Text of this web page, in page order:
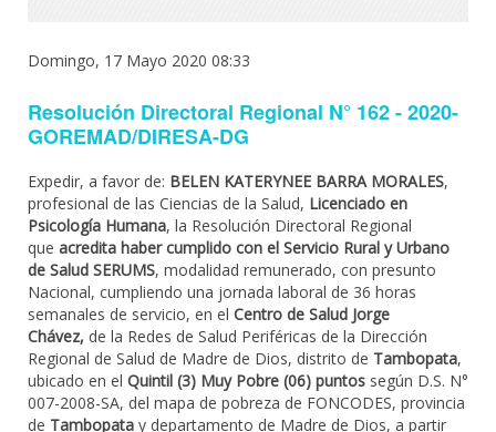
Domingo, 17 Mayo 2020 08:33
Resolución Directoral Regional N° 162 - 2020-
GOREMAD/DIRESA-DG
Expedir, a favor de: BELEN KATERYNEE BARRA MORALES,
profesional de las Ciencias de la Salud, Licenciado en
Psicología Humana, la Resolución Directoral Regional
que acredita haber cumplido con el Servicio Rural y Urbano
de Salud SERUMS, modalidad remunerado, con presunto
Nacional, cumpliendo una jornada laboral de 36 horas
semanales de servicio, en el Centro de Salud Jorge
Chávez, de la Redes de Salud Periféricas de la Dirección
Regional de Salud de Madre de Dios, distrito de Tambopata,
ubicado en el Quintil (3) Muy Pobre (06) puntos según D.S. N°
007-2008-SA, del mapa de pobreza de FONCODES, provincia
de Tambopata y departamento de Madre de Dios, a partir